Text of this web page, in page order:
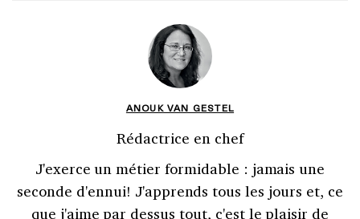
ANOUK VAN GESTEL
Rédactrice en chef
J'exerce un métier formidable : jamais une
seconde d'ennui! J'apprends tous les jours et, ce
que j'aime par dessus tout, c'est le plaisir de